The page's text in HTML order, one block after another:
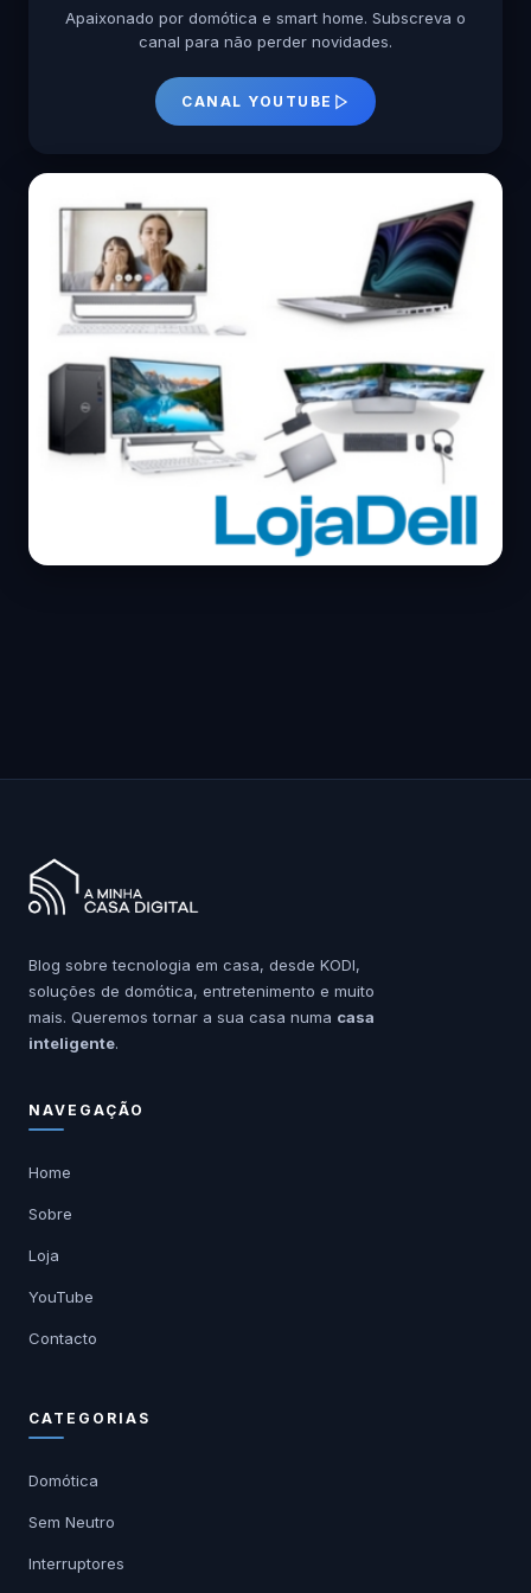
Apaixonado por domótica e smart home. Subscreva o
canal para não perder novidades.
CANAL YOUTUBE
Blog sobre tecnologia em casa, desde KODI,
soluções de domótica, entretenimento e muito
mais. Queremos tornar a sua casa numa casa
inteligente.
NAVEGAÇÃO
Home
Sobre
Loja
YouTube
Contacto
CATEGORIAS
Domótica
Sem Neutro
Interruptores